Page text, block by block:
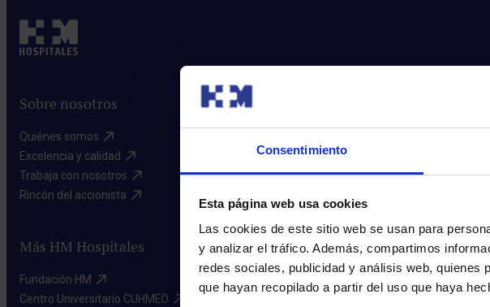
Consentimiento
Esta página web usa cookies
Las cookies de este sitio web se usan para
y analizar el tráfico. Además, compartimos
redes sociales, publicidad y análisis web, quienes
que hayan recopilado a partir del uso que haya
Sobre nosotros
Quiénes somos​
Excelencia y calidad​
Trabaja con nosotros​
Rincón del accionista​
Más HM Hospitales
Fundación HM​
Centro Universitario CUHMED​